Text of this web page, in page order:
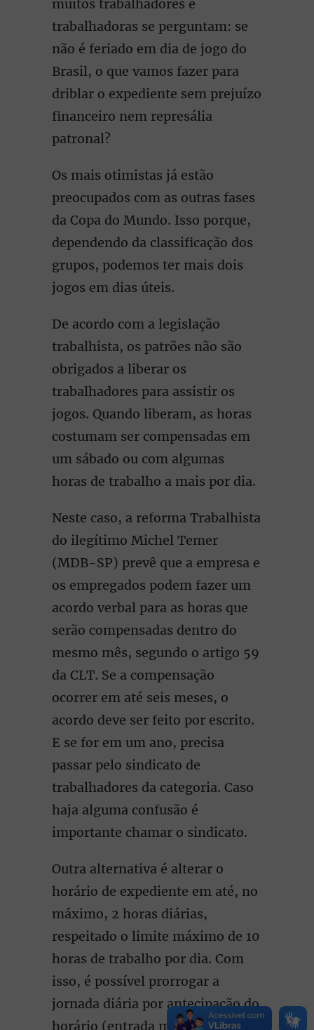
muitos trabalhadores e
trabalhadoras se perguntam: se
não é feriado em dia de jogo do
Brasil, o que vamos fazer para
driblar o expediente sem prejuízo
financeiro nem represália
patronal?
Os mais otimistas já estão
preocupados com as outras fases
da Copa do Mundo. Isso porque,
dependendo da classificação dos
grupos, podemos ter mais dois
jogos em dias úteis.
De acordo com a legislação
trabalhista, os patrões não são
obrigados a liberar os
trabalhadores para assistir os
jogos. Quando liberam, as horas
costumam ser compensadas em
um sábado ou com algumas
horas de trabalho a mais por dia.
Neste caso, a reforma Trabalhista
do ilegítimo Michel Temer
(MDB-SP) prevê que a empresa e
os empregados podem fazer um
acordo verbal para as horas que
serão compensadas dentro do
mesmo mês, segundo o artigo 59
da CLT. Se a compensação
ocorrer em até seis meses, o
acordo deve ser feito por escrito.
E se for em um ano, precisa
passar pelo sindicato de
trabalhadores da categoria. Caso
haja alguma confusão é
importante chamar o sindicato.
Outra alternativa é alterar o
horário de expediente em até, no
máximo, 2 horas diárias,
respeitado o limite máximo de 10
horas de trabalho por dia. Com
isso, é possível prorrogar a
jornada diária por antecipação do
horário (entrada mais cedo) ou